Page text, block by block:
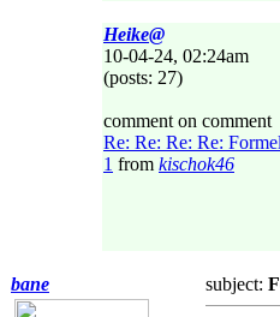
Heike@
10-04-24, 02:24am
(posts: 27)
comment on comment
Re: Re: Re: Re: Formel
1 from kischok46
bane subject: